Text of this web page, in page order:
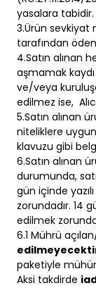
yasalara tabidir.
3.Ürün sevkiyat
tarafından
4.Satın alınan
aşmamak
ve/veya
edilmez ise,
5.Satın alınan
niteliklere
klavuzu gibi
6.Satın alınan
durumunda,
gün içinde
zorundadır. 14
edilmek
6.1 Mührü
paketiyle
Aksi takdirde